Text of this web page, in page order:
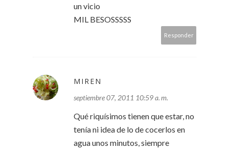
un vicio
MIL BESOSSSSS
Responder
MIREN
septiembre 07, 2011 10:59 a. m.
Qué riquísimos tienen que estar, no
tenía ni idea de lo de cocerlos en
agua unos minutos, siempre